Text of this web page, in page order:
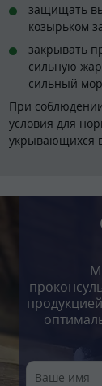
защищать
козырьком
закрывать
сильную
сильный
При
условия для
укрывающихся